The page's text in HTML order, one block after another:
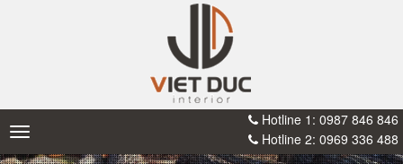
Toggle
navigation
Hotline 1: 0987 846 846
Hotline 2: 0969 336 488